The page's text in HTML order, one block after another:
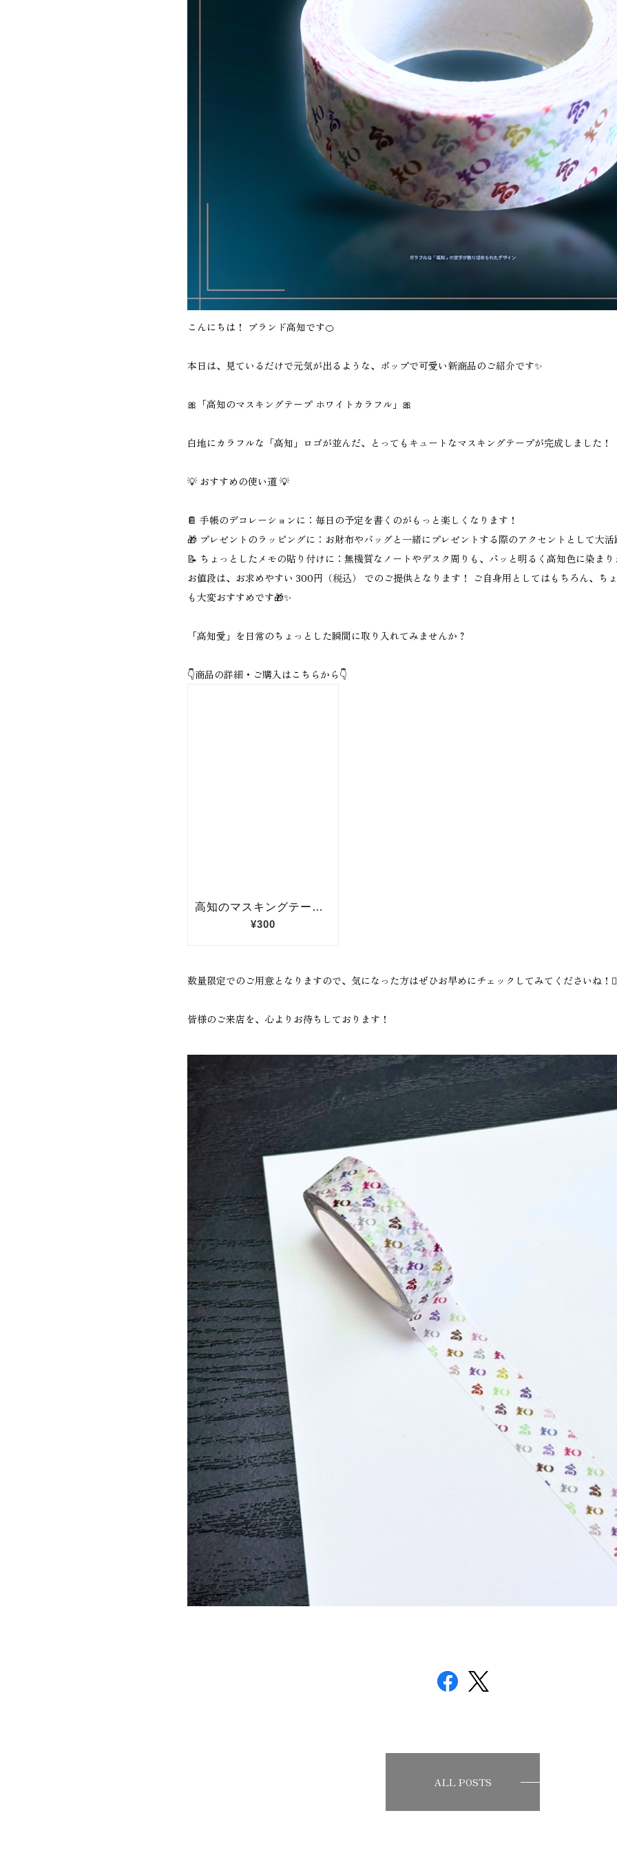
こんにちは！ ブランド高知です🍊
本日は、見ているだけで元気が出るような、ポップで可愛い新商品のご紹介です✨
🎀「高知のマスキングテープ ホワイトカラフル」🎀
白地にカラフルな「高知」ロゴが並んだ、とってもキュートなマスキングテープが完成しました！
💡 おすすめの使い道 💡
📔 手帳のデコレーションに：毎日の予定を書くのがもっと楽しくなります！
🎁 プレゼントのラッピングに：お財布やバッグと一緒にプレゼントする際のアクセントとして大活
📝 ちょっとしたメモの貼り付けに：無機質なノートやデスク周りも、パッと明るく高知色に染ま
お値段は、お求めやすい 300円（税込） でのご提供となります！ ご自身用としてはもちろん、ち
も大変おすすめです🎁✨
「高知愛」を日常のちょっとした瞬間に取り入れてみませんか？
👇商品の詳細・ご購入はこちらから👇
数量限定でのご用意となりますので、気になった方はぜひお早めにチェックしてみてくださいね！
皆様のご来店を、心よりお待ちしております！
ALL POSTS